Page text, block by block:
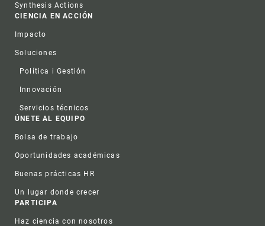
Synthesis Actions
CIENCIA EN ACCIÓN
Impacto
Soluciones
Política i Gestión
Innovación
Servicios técnicos
ÚNETE AL EQUIPO
Bolsa de trabajo
Oportunidades académicas
Buenas prácticas HR
Un lugar donde crecer
PARTICIPA
Haz ciencia con nosotros